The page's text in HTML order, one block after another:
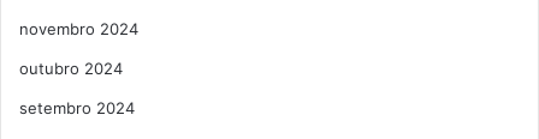
novembro 2024
outubro 2024
setembro 2024